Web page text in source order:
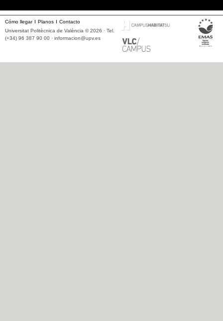
Cómo llegar Planos
Contacto
Universitat Politècnica de València © 2026 · Tel.
(+34) 96 387 90 00 · informacion@upv.es